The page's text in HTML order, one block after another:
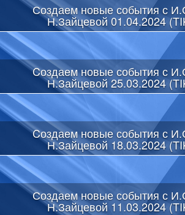
Создаем новые события с
Н.Зайцевой 01.04.2024
Cоздаем новые события с
Н.Зайцевой 25.03.2024
Cоздаем новые события с
Н.Зайцевой 18.03.2024
Создаем новые события с
Н.Зайцевой 11.03.2024